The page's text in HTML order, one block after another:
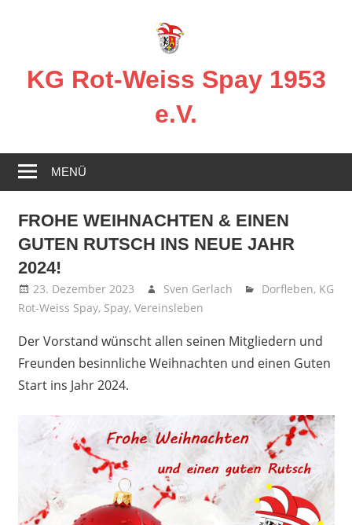
KG Rot-Weiss Spay 1953
e.V.
in
Spay!
MENÜ
FROHE WEIHNACHTEN & EINEN
GUTEN RUTSCH INS NEUE JAHR
2024!
23. Dezember 2023 Sven Gerlach Dorfleben, KG
Rot-Weiss Spay, Spay, Vereinsleben
Der Vorstand wünscht allen seinen Mitgliedern und
Freunden besinnliche Weihnachten und einen Guten
Start ins Jahr 2024.